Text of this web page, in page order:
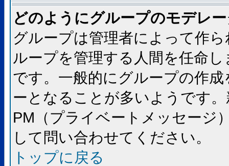
どのようにグループのモデレ
グループは管理者によって作
ループを管理する人間を任命
です。一般的にグループの作
ーとなることが多いようです
PM（プライベートメッセージ
して問い合わせてください。
トップに戻る